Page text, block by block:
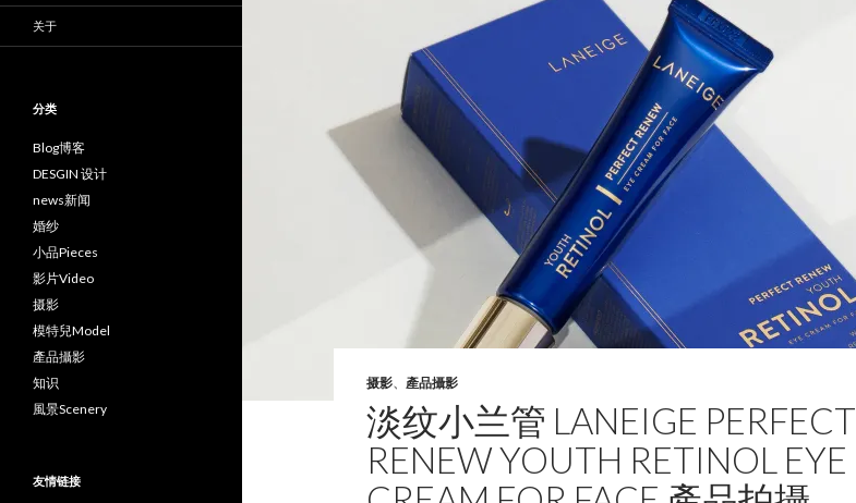
摄影、 產品攝影
淡纹小兰管 LANEIGE PERFECT
RENEW YOUTH RETINOL EYE
关于
分类
Blog博客
DESGIN 设计
news新闻
婚纱
小品Pieces
影片Video
摄影
模特兒Model
產品攝影
知识
風景Scenery
友情链接